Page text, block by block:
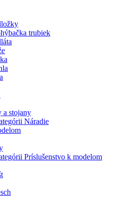
trubiek
a stojany
Náradie
Príslušenstvo k modelom